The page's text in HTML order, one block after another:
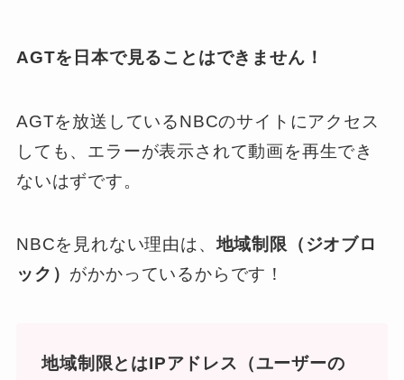
AGTを日本で見ることはできません！
AGTを放送しているNBCのサイトにアクセス
しても、エラーが表示されて動画を再生でき
ないはずです。
NBCを見れない理由は、地域制限（ジオブロ
ック） がかかっているからです！
地域制限とはIPアドレス（ユーザーの